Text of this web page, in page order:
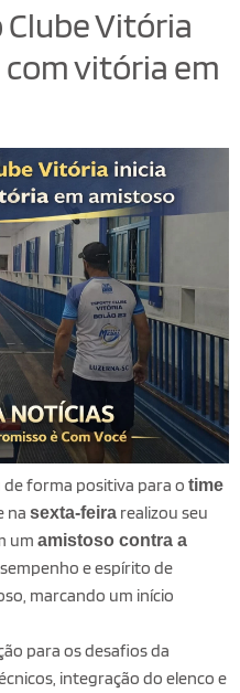
Vitória
vitória em
forma positiva para o time
na sexta-feira realizou seu
um amistoso contra a
e espírito de
marcando um início
para os desafios da
integração do elenco e